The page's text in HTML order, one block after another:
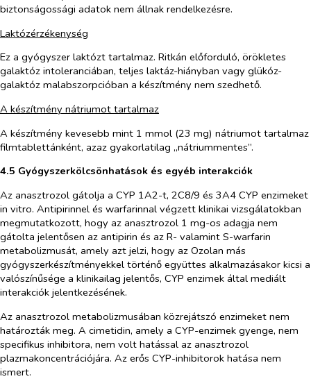
biztonságossági adatok nem állnak rendelkezésre.
Laktózérzékenység
Ez a gyógyszer laktózt tartalmaz. Ritkán előforduló, örökletes
galaktóz intoleranciában, teljes laktáz-hiányban vagy glükóz-
galaktóz malabszorpcióban a készítmény nem szedhető.
A készítmény nátriumot tartalmaz
A készítmény kevesebb mint 1 mmol (23 mg) nátriumot tartalmaz
filmtablettánként, azaz gyakorlatilag „nátriummentes”.
4.5 Gyógyszerkölcsönhatások és egyéb interakciók
Az anasztrozol gátolja a CYP 1A2-t, 2C8/9 és 3A4 CYP enzimeket
in vitro. Antipirinnel és warfarinnal végzett klinikai vizsgálatokban
megmutatkozott, hogy az anasztrozol 1 mg-os adagja nem
gátolta jelentősen az antipirin és az R- valamint S-warfarin
metabolizmusát, amely azt jelzi, hogy az Ozolan más
gyógyszerkészítményekkel történő együttes alkalmazásakor kicsi a
valószínűsége a klinikailag jelentős, CYP enzimek által mediált
interakciók jelentkezésének.
Az anasztrozol metabolizmusában közrejátszó enzimeket nem
határozták meg. A cimetidin, amely a CYP-enzimek gyenge, nem
specifikus inhibitora, nem volt hatással az anasztrozol
plazmakoncentrációjára. Az erős CYP-inhibitorok hatása nem
ismert.